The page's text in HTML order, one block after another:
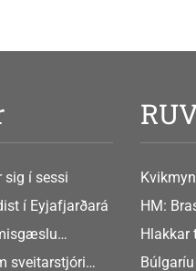
sig í sessi
í Eyjafjarðará
sveitarstjóri
GusGus
HM:
Hlakkar
Europe